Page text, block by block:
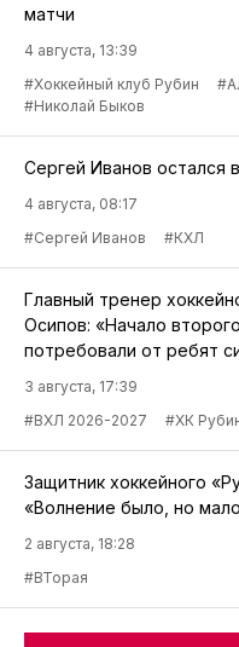
матчи
4 августа, 13:39
#Хоккейный клуб Рубин
#Николай Быков
Сергей Иванов остался
4 августа, 08:17
#Сергей Иванов
#КХЛ
Главный тренер
Осипов: «Начало
потребовали от ребят
3 августа, 17:39
#ВХЛ 2026-2027
#ХК
Защитник хоккейного
«Волнение было, но
2 августа, 18:28
#ВТорая